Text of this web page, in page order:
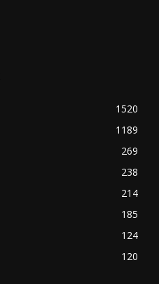
1520
1189
269
238
214
185
124
120